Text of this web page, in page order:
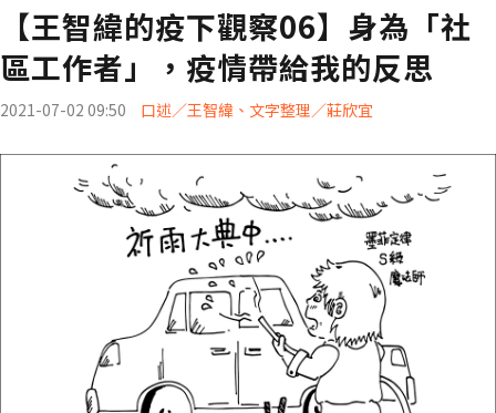
【王智緯的疫下觀察06】身為「社
區工作者」，疫情帶給我的反思
2021-07-02 09:50 口述／王智緯、文字整理／莊欣宜